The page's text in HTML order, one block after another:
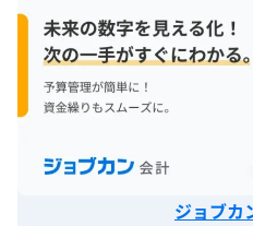
ジョブカ